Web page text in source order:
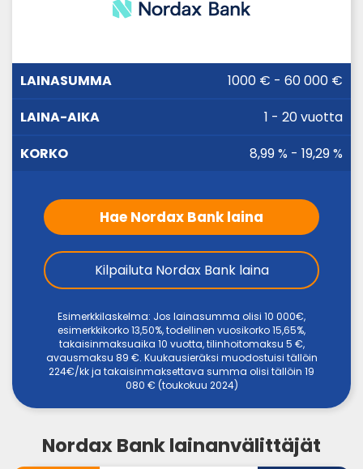
LAINASUMMA KORKO1000 € - 60 000 €
1 - 20 vuotta
8,99 % - 19,29 %
Hae Nordax Bank laina
Kilpailuta Nordax Bank laina
Esimerkkilaskelma: Jos lainasumma olisi 10 000€,
esimerkkikorko 13,50%, todellinen vuosikorko 15,65%,
takaisinmaksuaika 10 vuotta, tilinhoitomaksu 5 €,
avausmaksu 89 €. Kuukausieräksi muodostuisi tällöin
224€/kk ja takaisinmaksettava summa olisi tällöin 19
080 € (toukokuu 2024)
Nordax Bank lainanvälittäjät